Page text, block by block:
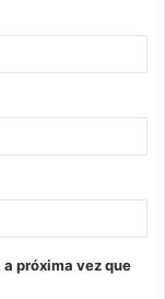
próxima vez que